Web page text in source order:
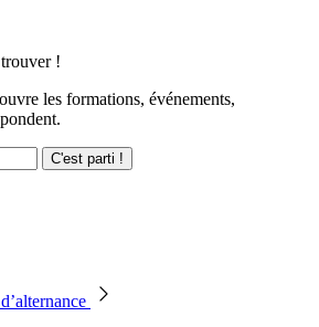
!
les formations, événements,
C'est parti !